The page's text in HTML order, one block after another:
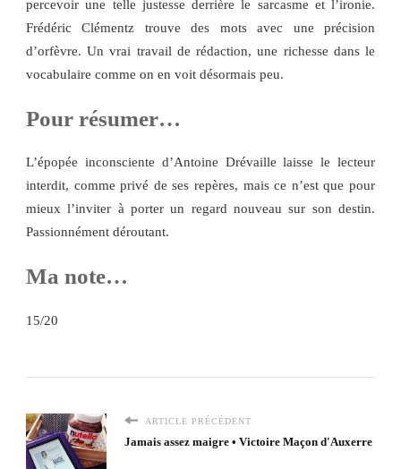
percevoir une telle justesse derrière le sarcasme et l’ironie.
Frédéric Clémentz trouve des mots avec une précision
d’orfèvre. Un vrai travail de rédaction, une richesse dans le
vocabulaire comme on en voit désormais peu.
Pour résumer…
L’épopée inconsciente d’Antoine Drévaille laisse le lecteur
interdit, comme privé de ses repères, mais ce n’est que pour
mieux l’inviter à porter un regard nouveau sur son destin.
Passionnément déroutant.
Ma note…
15/20
ARTICLE PRÉCÉDENT
Jamais assez maigre • Victoire Maçon d'Auxerre